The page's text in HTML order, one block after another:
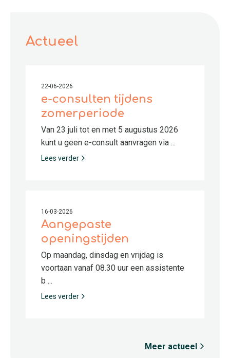
Actueel
22-06-2026
e-consulten tijdens
zomerperiode
Van 23 juli tot en met 5 augustus 2026
kunt u geen e-consult aanvragen via ...
Lees verder
16-03-2026
Aangepaste
openingstijden
Op maandag, dinsdag en vrijdag is
voortaan vanaf 08.30 uur een assistente
b ...
Lees verder
Meer actueel